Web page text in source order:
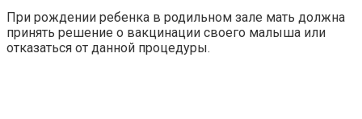
При рождении ребенка в родильном зале мать должна
принять решение о вакцинации своего малыша или
отказаться от данной процедуры.